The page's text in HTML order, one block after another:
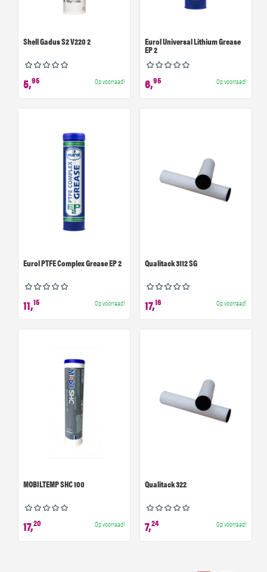
Shell Gadus S2 V220 2
5,95 Op voorraad!
Eurol Universal Lithium Grease
EP 2
6,95 Op voorraad!
Eurol PTFE Complex Grease EP 2
11,15 Op voorraad!
Qualitack 3112 SG
17,16 Op voorraad!
MOBILTEMP SHC 100
17,20 Op voorraad!
Qualitack 322
7,24 Op voorraad!